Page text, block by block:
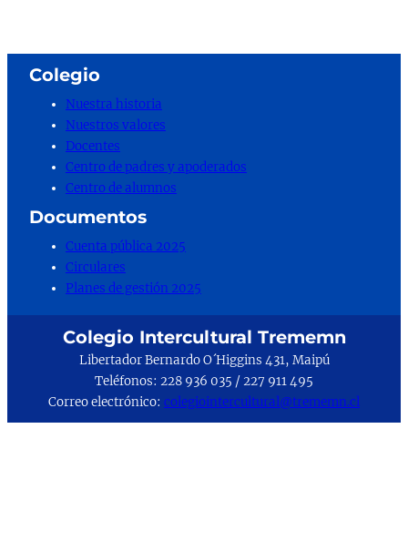
Colegio
Nuestra historia
Nuestros valores
Docentes
Centro de padres y apoderados
Centro de alumnos
Documentos
Cuenta pública 2025
Circulares
Planes de gestión 2025
Colegio Intercultural Trememn
Libertador Bernardo O´Higgins 431, Maipú
Teléfonos: 228 936 035 / 227 911 495
Correo electrónico: colegiointercultural@trememn.cl